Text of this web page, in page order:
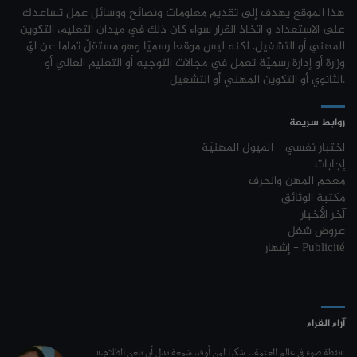
03-08 جامعة القيروان : بلاغ خاص بالطلبة منقوصي الوثائق
03-08
2027
24-01 نتائج مناظرة الإلتحاق بالتكوين في مستوى مؤهل التقني السامي - دورة فيفري
2024
21-11 مناظرة إنتداب ضباط إصلاح بوزارة العدل لسنة 2023
17-11
20-09
14-09 موعد افتتاح السنة التكوينية 2023-2024
17-07 تمديد آجال الترشح لمناظرة الدخول للأكاديميات العسكرية 2023-2024
31-12
12-05 200 منحة لطلبة الطب التونسيين في جامعة هارفارد ‏الأمريكية‏
هذا الموقع يهدف إلى تقديم معلومات ونصائح ووسائل عمل تساعدك
على الاستعداد و اتخاذ القرار سواء كان ذلك في ميدان التعليم، التكوين
المهني أو التشغيل. لكنه ليس موقعا رسميّا وهو مستقلّ تماما عن ايّ
وزارة أو إدارة رسميّة تعمل في مجالات التوجيه أو التعليم العالي أو
الثانوي أو التكوين المهني أو التشغيل.
روابط سريعة
اختبار نفسي - الميول المهنيّة
إجابات
معجم المهن والحرف
مكتبة الوثائق
آخر الأخبار
عروض شغل
إشهار - Publicité
آراء القراء
“نقطة ضوء في عالم العتمة.. شكرا لمن أوقد شمعة بدل أن يلعن الظلام.”